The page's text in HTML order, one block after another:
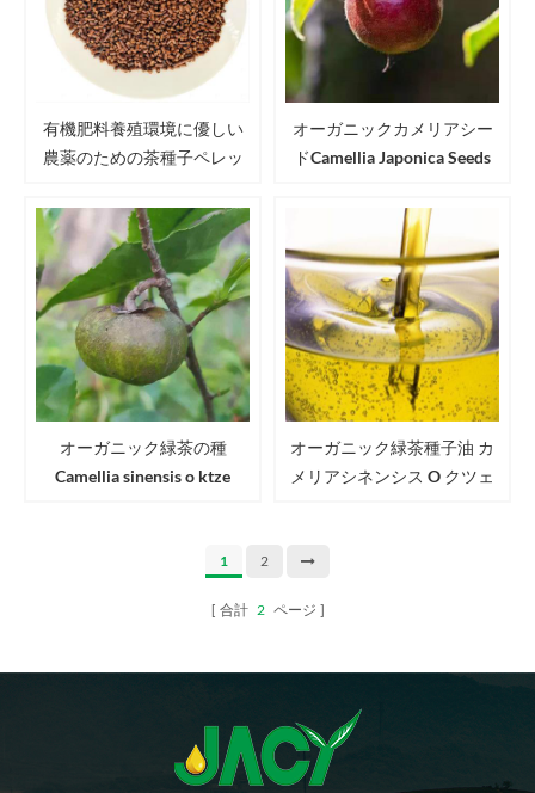
有機肥料養殖環境に優しい
農薬のための茶種子ペレッ
オーガニックカメリアシー
ドCamellia Japonica Seeds
Seeds
オーガニック緑茶の種
Camellia sinensis o ktze
オーガニック緑茶種子油 カ
メリアシネンシス O クツェ
1 2
合計 2 ページ